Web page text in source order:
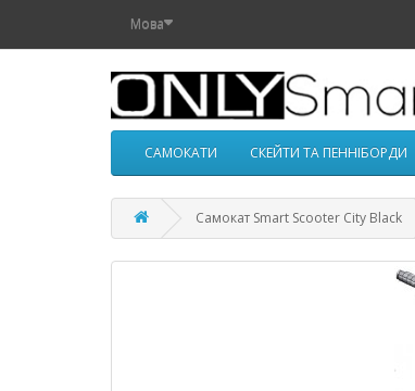
Мова
САМОКАТИ СКЕЙТИ ТА ПЕННІБОРДИ
Самокат Smart Scooter City Black